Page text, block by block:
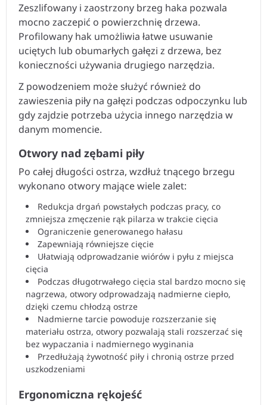
Zeszlifowany i zaostrzony brzeg haka pozwala
mocno zaczepić o powierzchnię drzewa.
Profilowany hak umożliwia łatwe usuwanie
uciętych lub obumarłych gałęzi z drzewa, bez
konieczności używania drugiego narzędzia.
Z powodzeniem może służyć również do
zawieszenia piły na gałęzi podczas odpoczynku lub
gdy zajdzie potrzeba użycia innego narzędzia w
danym momencie.
Otwory nad zębami piły
Po całej długości ostrza, wzdłuż tnącego brzegu
wykonano otwory mające wiele zalet:
Redukcja drgań powstałych podczas pracy, co
zmniejsza zmęczenie rąk pilarza w trakcie cięcia
Ograniczenie generowanego hałasu
Zapewniają równiejsze cięcie
Ułatwiają odprowadzanie wiórów i pyłu z miejsca
cięcia
Podczas długotrwałego cięcia stal bardzo mocno się
nagrzewa, otwory odprowadzają nadmierne ciepło,
dzięki czemu chłodzą ostrze
Nadmierne tarcie powoduje rozszerzanie się
materiału ostrza, otwory pozwalają stali rozszerzać się
bez wypaczania i nadmiernego wyginania
Przedłużają żywotność piły i chronią ostrze przed
uszkodzeniami
Ergonomiczna rękojeść